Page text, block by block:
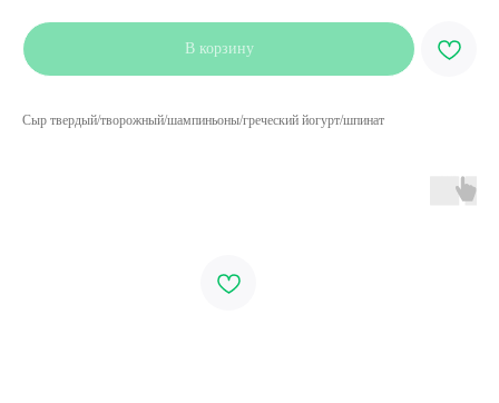
В корзину
Сыр твердый/творожный/шампиньоны/греческий йогурт/шпинат